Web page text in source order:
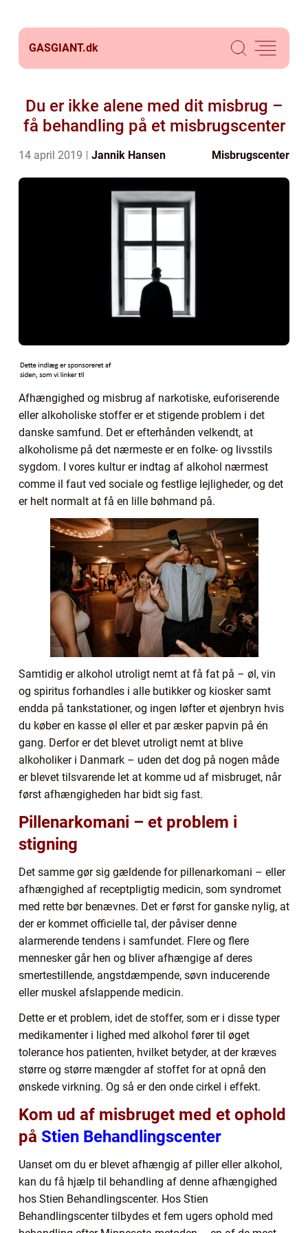
GASGIANT.dk
Du er ikke alene med dit misbrug –
få behandling på et misbrugscenter
14 april 2019 Jannik Hansen Misbrugscenter
Afhængighed og misbrug af narkotiske, euforiserende
eller alkoholiske stoffer er et stigende problem i det
danske samfund. Det er efterhånden velkendt, at
alkoholisme på det nærmeste er en folke- og livsstils
sygdom. I vores kultur er indtag af alkohol nærmest
comme il faut ved sociale og festlige lejligheder, og det
er helt normalt at få en lille bøhmand på.
Samtidig er alkohol utroligt nemt at få fat på – øl, vin
og spiritus forhandles i alle butikker og kiosker samt
endda på tankstationer, og ingen løfter et øjenbryn hvis
du køber en kasse øl eller et par æsker papvin på én
gang. Derfor er det blevet utroligt nemt at blive
alkoholiker i Danmark – uden det dog på nogen måde
er blevet tilsvarende let at komme ud af misbruget, når
først afhængigheden har bidt sig fast.
Pillenarkomani – et problem i
stigning
Det samme gør sig gældende for pillenarkomani – eller
afhængighed af receptpligtig medicin, som syndromet
med rette bør benævnes. Det er først for ganske nylig, at
der er kommet officielle tal, der påviser denne
alarmerende tendens i samfundet. Flere og flere
mennesker går hen og bliver afhængige af deres
smertestillende, angstdæmpende, søvn inducerende
eller muskel afslappende medicin.
Dette er et problem, idet de stoffer, som er i disse typer
medikamenter i lighed med alkohol fører til øget
tolerance hos patienten, hvilket betyder, at der kræves
større og større mængder af stoffet for at opnå den
ønskede virkning. Og så er den onde cirkel i effekt.
Kom ud af misbruget med et ophold
på Stien Behandlingscenter
Uanset om du er blevet afhængig af piller eller alkohol,
kan du få hjælp til behandling af denne afhængighed
hos Stien Behandlingscenter. Hos Stien
Behandlingscenter tilbydes et fem ugers ophold med